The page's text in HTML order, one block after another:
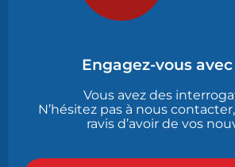
Engagez-vous
Vous avez des
N’hésitez pas à nous
ravis d’avoir de vos